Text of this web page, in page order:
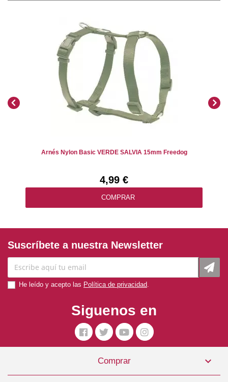
Arnés Nylon Basic VERDE SALVIA 15mm Freedog
4,99 €
COMPRAR
Collar Perro Nylon Basic Negro Talla 1
Suscríbete a nuestra Newsletter
He leído y acepto las Política de privacidad
Siguenos en
Comprar 